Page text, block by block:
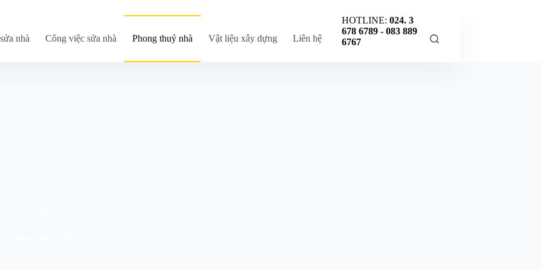
nhà Công việc sửa nhà Phong thuỷ nhà Vật liệu xây dựng Liên hệ
HOTLINE:024. 3
678 6789 -083 889
6767